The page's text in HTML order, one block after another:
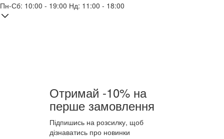
Пн-Сб: 10:00 - 19:00 Нд: 11:00 - 18:00
Отримай -10% на
перше замовлення
Підпишись на розсилку, щоб
дізнаватись про новинки